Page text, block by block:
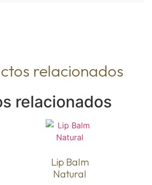
relacionados
relacionados
Lip Balm
Natural